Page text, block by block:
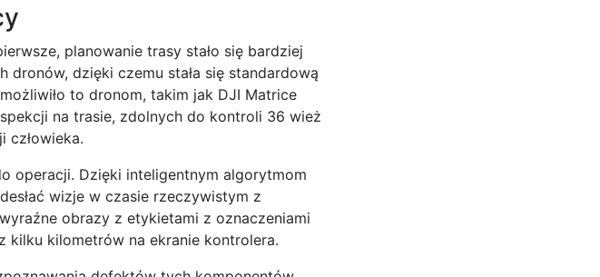
planowanie trasy stało się bardziej
dzięki czemu stała się standardową
to dronom, takim jak DJI Matrice
na trasie, zdolnych do kontroli 36 wież
człowieka.
operacji. Dzięki inteligentnym algorytmom
wizje w czasie rzeczywistym z
obrazy z etykietami z oznaczeniami
kilku kilometrów na ekranie kontrolera.